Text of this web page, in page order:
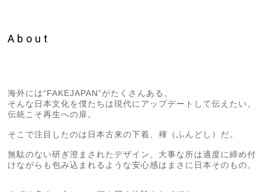
About
海外には“FAKEJAPAN”がたくさんある。
そんな日本文化を僕たちは現代にアップデートして伝えたい。
伝統こそ再生への扉。
そこで注目したのは日本古来の下着、褌（ふんどし）だ。
無駄のない研ぎ澄まされたデザイン、大事な所は適度に締め付
けながらも包み込まれるような安心感はまさに日本そのもの。